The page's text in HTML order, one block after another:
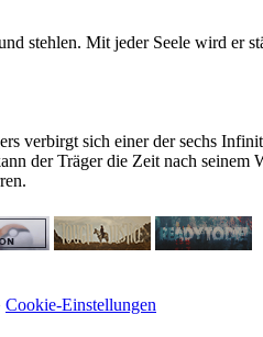
stehlen. Mit jeder Seele wird er
verbirgt sich einer der sechs
der Träger die Zeit nach
Cookie-Einstellungen